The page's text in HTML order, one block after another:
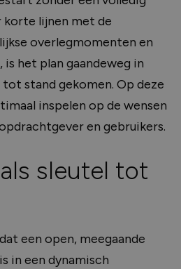
lijnen met de
overlegmomenten en
het plan gaandeweg in
stand gekomen. Op deze
inspelen op de wensen
en gebruikers.
sleutel tot
een open, meegaande
in een dynamisch